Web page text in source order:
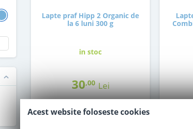
Lapte praf Hipp 2 Organic de
la 6 luni 300 g
in stoc
30,00 Lei
Adauga in cos
Acest website foloseste cookies